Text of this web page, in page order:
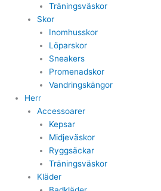
Träningsväskor
Skor
Inomhusskor
Löparskor
Sneakers
Promenadskor
Vandringskängor
Herr
Accessoarer
Kepsar
Midjeväskor
Ryggsäckar
Träningsväskor
Kläder